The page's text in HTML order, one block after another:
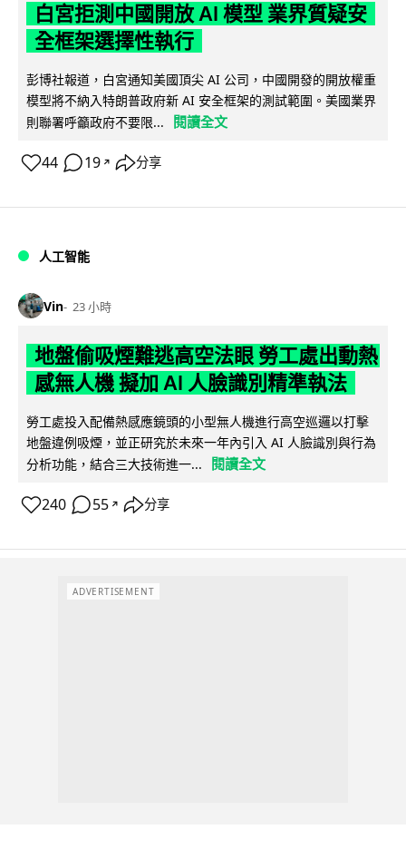
白宮拒測中國開放 AI 模型 業界質疑安
全框架選擇性執行
彭博社報道，白宮通知美國頂尖 AI 公司，中國開發的開放權重
模型將不納入特朗普政府新 AI 安全框架的測試範圍。美國業界
則聯署呼籲政府不要限...
閱讀全文
44 19 ↗ 分享
人工智能
Vin 23 小時
地盤偷吸煙難逃高空法眼 勞工處出動熱
感無人機 擬加 AI 人臉識別精準執法
勞工處投入配備熱感應鏡頭的小型無人機進行高空巡邏以打擊
地盤違例吸煙，並正研究於未來一年內引入 AI 人臉識別與行為
分析功能，結合三大技術進一...
閱讀全文
240 55 ↗ 分享
ADVERTISEMENT